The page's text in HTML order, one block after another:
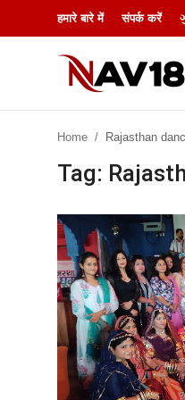
हमारे बारे में संपर्क करें
हमारे बारे में
Home Rajasthan
Tag: